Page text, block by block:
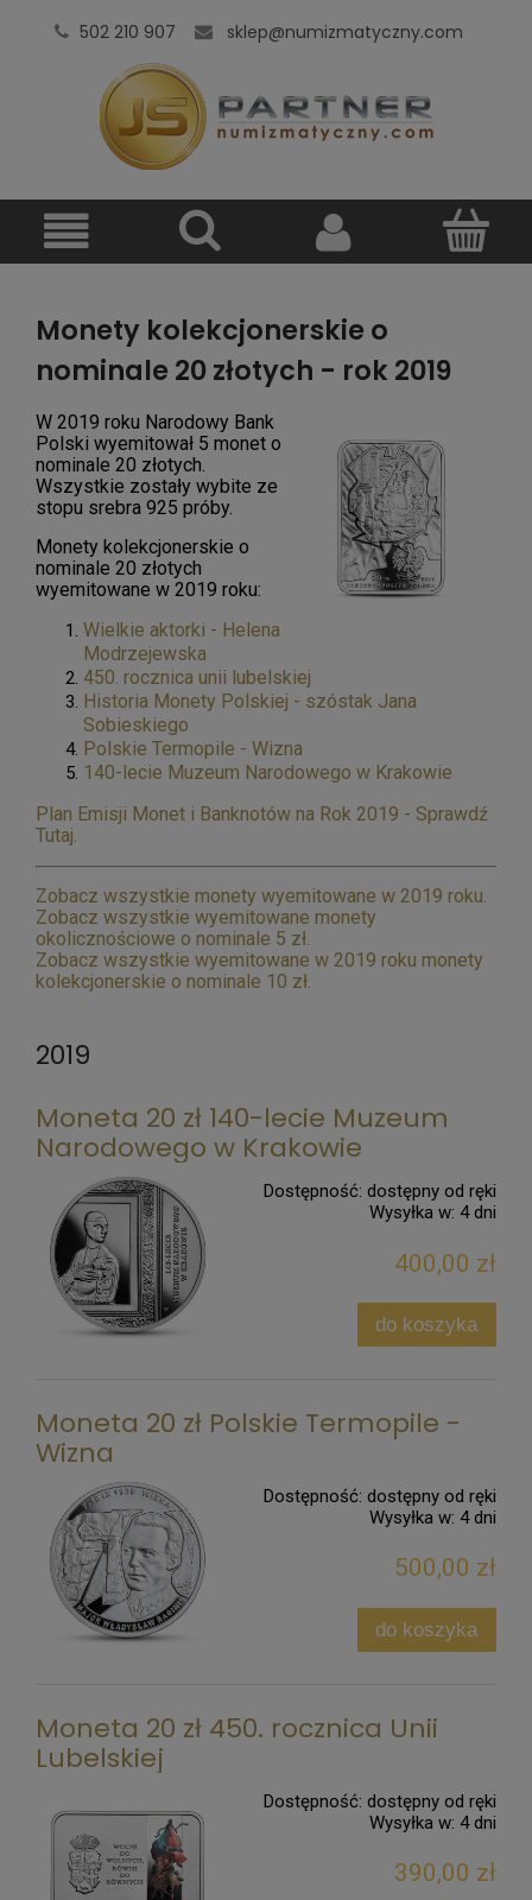
502 210 907 sklep@numizmatyczny.com
Monety kolekcjonerskie o
nominale 20 złotych - rok 2019
W 2019 roku Narodowy Bank
Polski wyemitował 5 monet o
nominale 20 złotych.
Wszystkie zostały wybite ze
stopu srebra 925 próby.
Monety kolekcjonerskie o
nominale 20 złotych
wyemitowane w 2019 roku:
Wielkie aktorki - Helena
Modrzejewska
450. rocznica unii lubelskiej
Historia Monety Polskiej - szóstak Jana
Sobieskiego
Polskie Termopile - Wizna
140-lecie Muzeum Narodowego w Krakowie
Plan Emisji Monet i Banknotów na Rok 2019 - Sprawdź
Tutaj.
Zobacz wszystkie monety wyemitowane w 2019 roku.
Zobacz wszystkie wyemitowane monety
okolicznościowe o nominale 5 zł.
Zobacz wszystkie wyemitowane w 2019 roku monety
kolekcjonerskie o nominale 10 zł.
2019
Moneta 20 zł 140-lecie Muzeum
Narodowego w Krakowie
Dostępność: dostępny od ręki
Wysyłka w: 4 dni
400,00 zł
do koszyka
Moneta 20 zł Polskie Termopile -
Wizna
Dostępność: dostępny od ręki
Wysyłka w: 4 dni
500,00 zł
do koszyka
Moneta 20 zł 450. rocznica Unii
Lubelskiej
Dostępność: dostępny od ręki
Wysyłka w: 4 dni
390,00 zł